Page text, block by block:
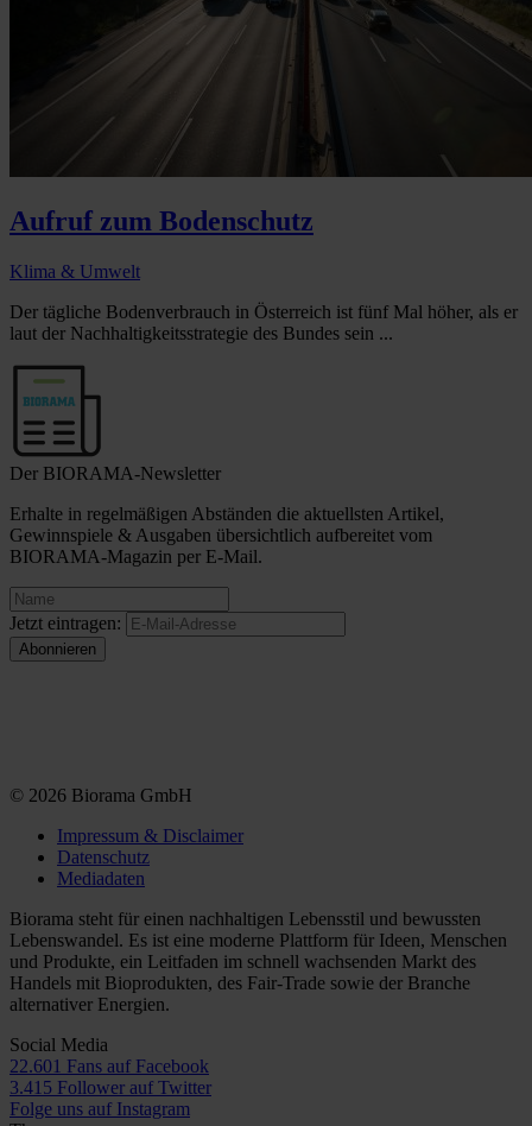
Aufruf zum Bodenschutz
Klima & Umwelt
Der tägliche Bodenverbrauch in Österreich ist fünf Mal höher, als er
laut der Nachhaltigkeitsstrategie des Bundes sein ...
Der BIORAMA-Newsletter
Erhalte in regelmäßigen Abständen die aktuellsten Artikel,
Gewinnspiele & Ausgaben übersichtlich aufbereitet vom
BIORAMA-Magazin per E-Mail.
Jetzt eintragen:
© 2026 Biorama GmbH
Impressum & Disclaimer
Datenschutz
Mediadaten
Biorama steht für einen nachhaltigen Lebensstil und bewussten
Lebenswandel. Es ist eine moderne Plattform für Ideen, Menschen
und Produkte, ein Leitfaden im schnell wachsenden Markt des
Handels mit Bioprodukten, des Fair-Trade sowie der Branche
alternativer Energien.
Social Media
22.601 Fans auf Facebook
3.415 Follower auf Twitter
Folge uns auf Instagram